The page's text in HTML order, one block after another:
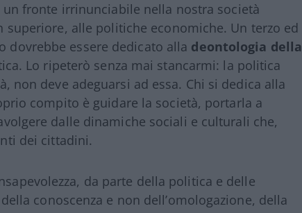
fronte irrinunciabile nella nostra società
alle politiche economiche. Un terzo ed
essere dedicato alla deontologia della
Lo ripeterò senza mai stancarmi: la politica
non deve adeguarsi ad essa. Chi si dedica alla
compito è guidare la società, portarla a
dalle dinamiche sociali e culturali che,
dei cittadini.
da parte della politica e delle
conoscenza e non dell’omologazione, della